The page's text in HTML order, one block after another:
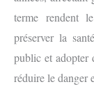
terme rendent
préserver la
public et adopter
réduire le danger